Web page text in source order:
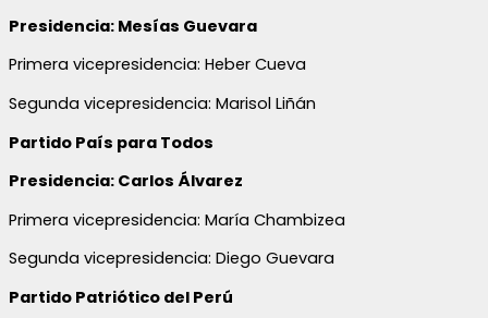
Presidencia: Mesías Guevara
Primera vicepresidencia: Heber Cueva
Segunda vicepresidencia: Marisol Liñán
Partido País para Todos
Presidencia: Carlos Álvarez
Primera vicepresidencia: María Chambizea
Segunda vicepresidencia: Diego Guevara
Partido Patriótico del Perú